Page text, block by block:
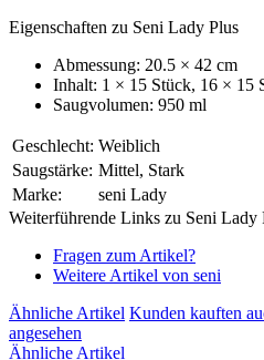
Eigenschaften zu Seni Lady Plus
Abmessung: 20.5 × 42 cm
Inhalt: 1 × 15 Stück, 16 × 15
Saugvolumen: 950 ml
Geschlecht: Weiblich
Saugstärke: Mittel, Stark
Marke:
seni Lady
Weiterführende Links zu Seni Lady
Fragen zum Artikel?
Weitere Artikel von seni
Ähnliche Artikel Kunden kauften
angesehen
Ähnliche Artikel